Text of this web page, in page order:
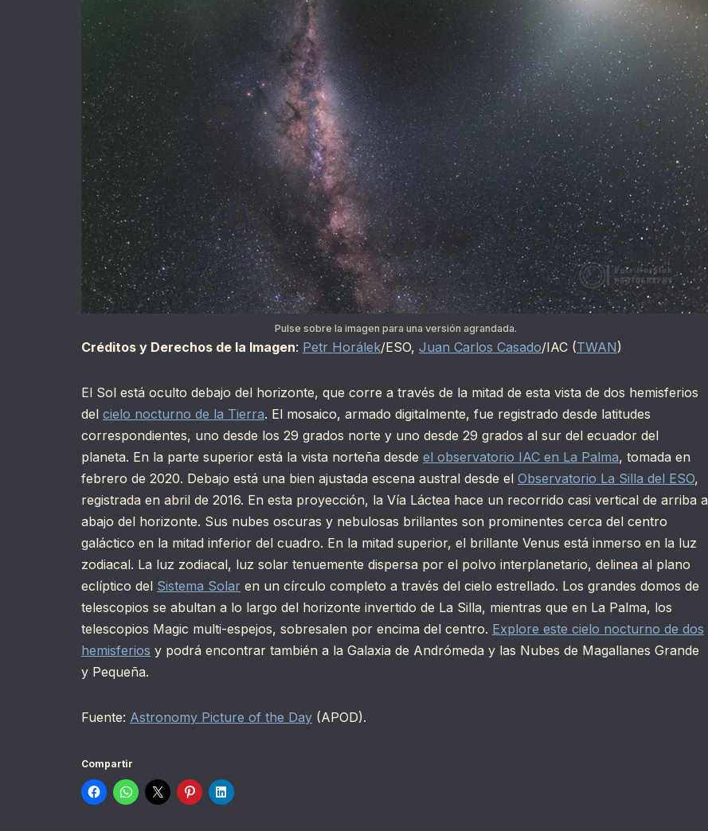
Pulse sobre la imagen para una versión agrandada.
Créditos y Derechos de la Imagen: Petr Horálek/ESO, Juan Carlos Casado/IAC (TWAN)
El Sol está oculto debajo del horizonte, que corre a través de la mitad de esta vista de dos hemisferios
del cielo nocturno de la Tierra. El mosaico, armado digitalmente, fue registrado desde latitudes
correspondientes, uno desde los 29 grados norte y uno desde 29 grados al sur del ecuador del
planeta. En la parte superior está la vista norteña desde el observatorio IAC en La Palma, tomada en
febrero de 2020. Debajo está una bien ajustada escena austral desde el Observatorio La Silla del ESO,
registrada en abril de 2016. En esta proyección, la Vía Láctea hace un recorrido casi vertical de arriba a
abajo del horizonte. Sus nubes oscuras y nebulosas brillantes son prominentes cerca del centro
galáctico en la mitad inferior del cuadro. En la mitad superior, el brillante Venus está inmerso en la luz
zodiacal. La luz zodiacal, luz solar tenuemente dispersa por el polvo interplanetario, delinea al plano
eclíptico del Sistema Solar en un círculo completo a través del cielo estrellado. Los grandes domos de
telescopios se abultan a lo largo del horizonte invertido de La Silla, mientras que en La Palma, los
telescopios Magic multi-espejos, sobresalen por encima del centro. Explore este cielo nocturno de dos
hemisferios y podrá encontrar también a la Galaxia de Andrómeda y las Nubes de Magallanes Grande
y Pequeña.
Fuente: Astronomy Picture of the Day (APOD).
Compartir